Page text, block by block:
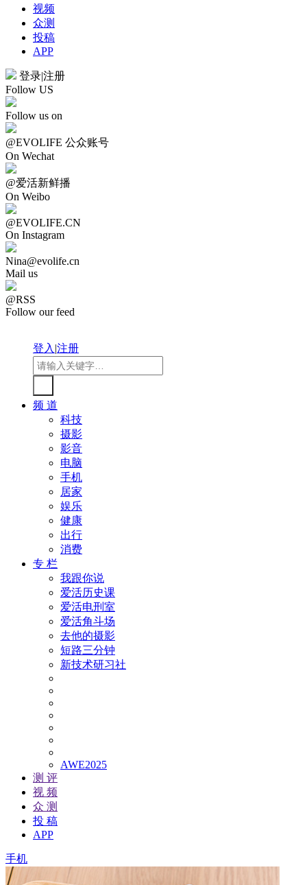
视频
众测
投稿
APP
登录|注册
Follow US
Follow us on
@EVOLIFE 公众账号
On Wechat
@爱活新鲜播
On Weibo
@EVOLIFE.CN
On Instagram
Nina@evolife.cn
Mail us
@RSS
Follow our feed
登入|注册
频 道
科技
摄影
影音
电脑
手机
居家
娱乐
健康
出行
消费
专 栏
我跟你说
爱活历史课
爱活电刑室
爱活角斗场
去他的摄影
短路三分钟
新技术研习社
AWE2025
测 评
视 频
众 测
投 稿
APP
手机